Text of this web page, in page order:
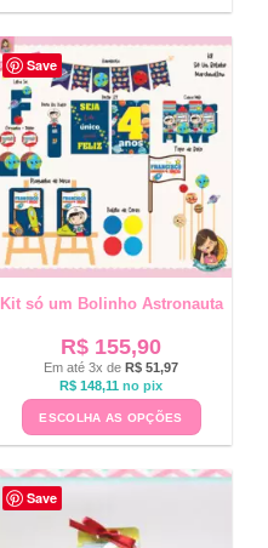
Save
Kit só um Bolinho Astronauta
R$ 155,90
Em até 3x de R$ 51,97
R$ 148,11 no pix
ESCOLHA AS OPÇÕES
Save